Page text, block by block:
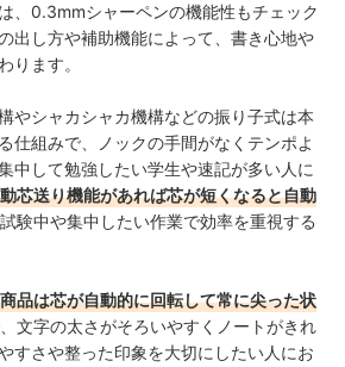
、0.3mmシャーペンの機能性もチェック
出し方や補助機能によって、書き心地や
ります。
やシャカシャカ機構などの振り子式は本
仕組みで、ノックの手間がなくテンポよ
中して勉強したい学生や速記が多い人に
芯送り機能があれば芯が短くなると自動
験中や集中したい作業で効率を重視する
品は芯が自動的に回転して常に尖った状
文字の太さがそろいやすくノートがきれ
すさや整った印象を大切にしたい人にお